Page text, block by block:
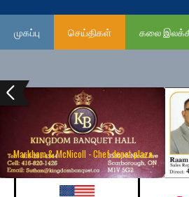
முகப்பு செய்திகள் கலை
Markham & McNicoll - Chef depot plaza
UK (London)